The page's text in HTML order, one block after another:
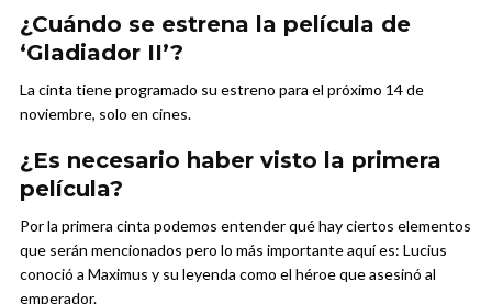
¿Cuándo se estrena la película de
‘Gladiador II’?
La cinta tiene programado su estreno para el próximo 14 de
noviembre, solo en cines.
¿Es necesario haber visto la primera
película?
Por la primera cinta podemos entender qué hay ciertos elementos
que serán mencionados pero lo más importante aquí es: Lucius
conoció a Maximus y su leyenda como el héroe que asesinó al
emperador.